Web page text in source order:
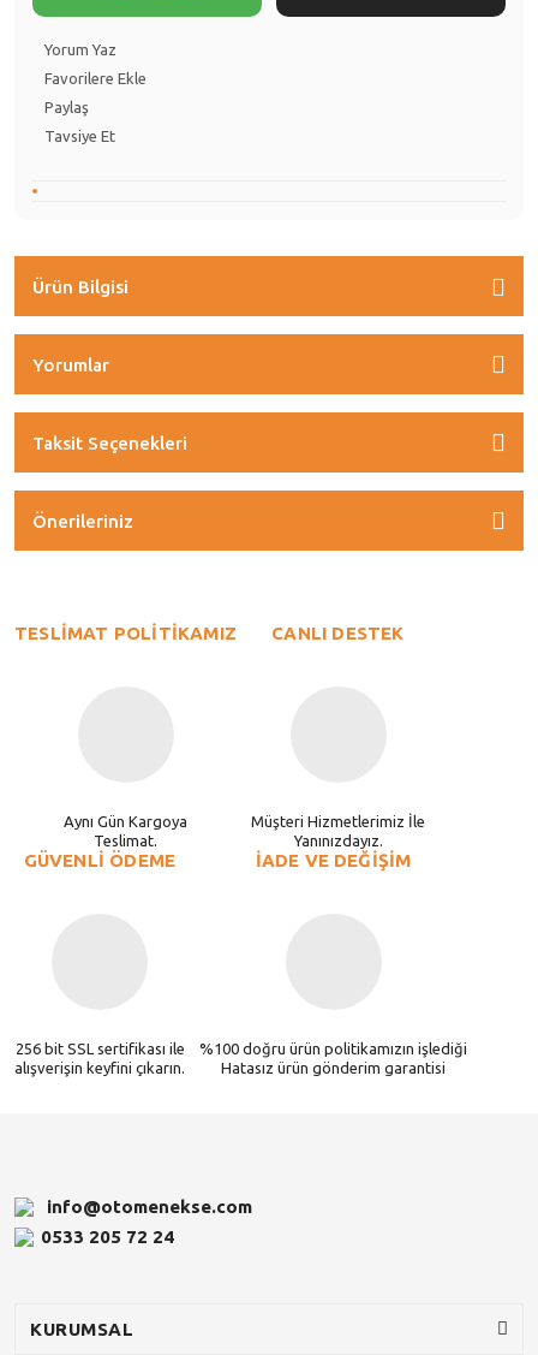
Yorum Yaz
Paylaş
Tavsiye Et
Ürün Bilgisi
Yorumlar
Taksit Seçenekleri
Önerileriniz
TESLİMAT POLİTİKAMIZ
Aynı Gün Kargoya
Teslimat.
CANLI DESTEK
Müşteri Hizmetlerimiz İle
Yanınızdayız.
GÜVENLİ ÖDEME
256 bit SSL sertifikası ile
alışverişin keyfini çıkarın.
İADE VE DEĞİŞİM
%100 doğru ürün politikamızın işlediği
Hatasız ürün gönderim garantisi
info@otomenekse.com
0533 205 72 24
KURUMSAL